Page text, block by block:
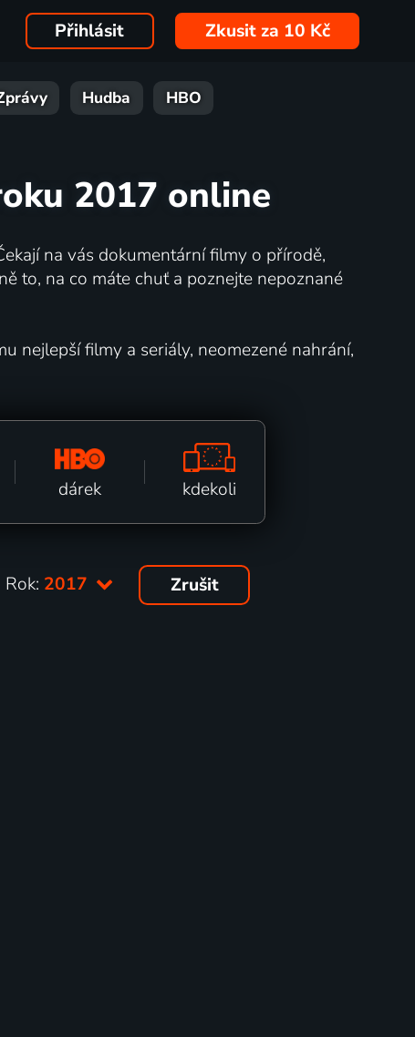
Přihlásit Zkusit za 10 Kč
Hudba HBO
2017 online
na vás dokumentární filmy o přírodě,
to, na co máte chuť a poznejte nepoznané
nejlepší filmy a seriály, neomezené nahrání,
dárek kdekoli
Rok: 2017 Zrušit